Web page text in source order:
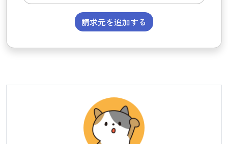
請求元を追加する